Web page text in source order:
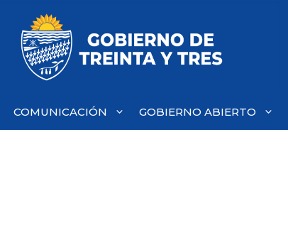
COMUNICACIÓN GOBIERNO ABIERTO